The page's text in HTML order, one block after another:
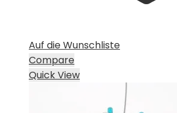
Auf die Wunschliste
Compare
Quick View